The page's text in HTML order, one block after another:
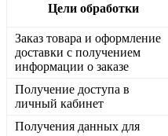
Цели обработки
Заказ товара и оформление
доставки с получением
информации о заказе
Получение доступа в
личный кабинет
Получения данных для